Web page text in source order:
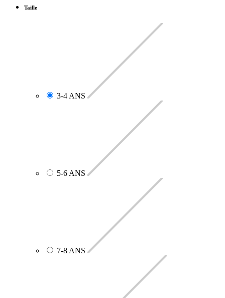
Taille
3-4 ANS
5-6 ANS
7-8 ANS